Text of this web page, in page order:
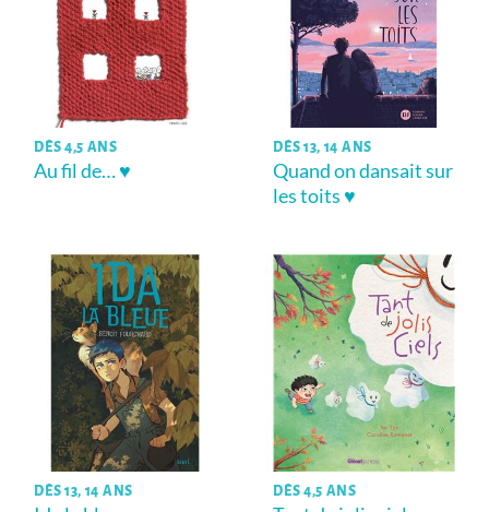
DÈS 4,5 ANS
Au fil de… ♥
DÈS 13, 14 ANS
Quand on dansait sur
les toits ♥
DÈS 13, 14 ANS DÈS 4,5 ANS